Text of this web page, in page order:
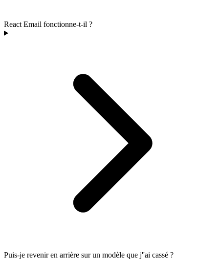
React Email fonctionne-t-il ?
Puis-je revenir en arrière sur un modèle que j''ai cassé ?